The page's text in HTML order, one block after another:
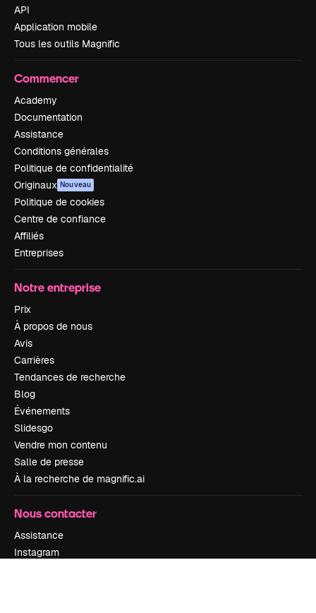
API
Application mobile
Tous les outils Magnific
Commencer
Academy
Documentation
Assistance
Conditions générales
Politique de confidentialité
Originaux Nouveau
Politique de cookies
Centre de confiance
Affiliés
Entreprises
Notre entreprise
Prix
À propos de nous
Avis
Carrières
Tendances de recherche
Blog
Événements
Slidesgo
Vendre mon contenu
Salle de presse
À la recherche de magnific.ai
Nous contacter
Assistance
Instagram